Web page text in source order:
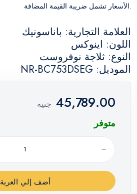
.الأسعار تشمل ضريبة القيمة المضافة
العلامة التجارية: باناسونيك
اللون: اينوكس
النوع: ثلاجة نوفروست
الموديل: NR-BC753DSEG
45,789.00 جنيه
متوفر
أضف إلي العربة